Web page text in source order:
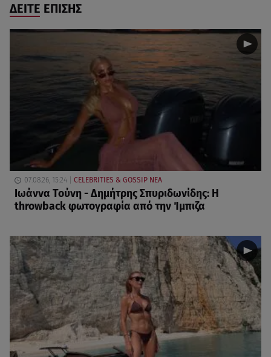
ΔΕΙΤΕ ΕΠΙΣΗΣ
07.08.26, 15:24 CELEBRITIES & GOSSIP ΝΕΑ
Ιωάννα Τούνη - Δημήτρης Σπυριδωνίδης: Η
throwback φωτογραφία από την Ίμπιζα